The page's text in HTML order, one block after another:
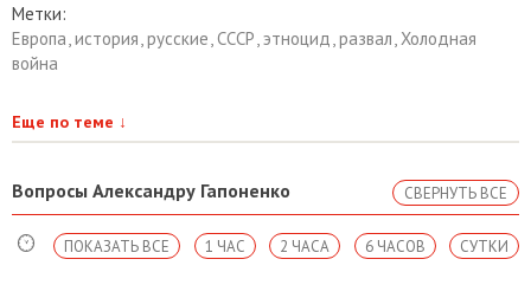
Метки:
Европа история русские СССР этноцид развал Холодная
война
Еще по теме ↓
Вопросы Александру Гапоненко СВЕРНУТЬ ВСЕ
СУТКИ
6 ЧАСОВ
2 ЧАСА
1 ЧАС
ПОКАЗАТЬ ВСЕ